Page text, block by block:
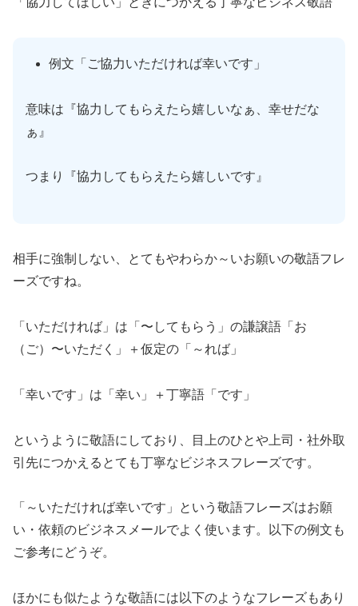
例文「ご協力いただければ幸いです」
意味は『協力してもらえたら嬉しいなぁ、幸せだな
ぁ』
つまり『協力してもらえたら嬉しいです』
相手に強制しない、とてもやわらか～いお願いの敬語フレ
ーズですね。
「いただければ」は「〜してもらう」の謙譲語「お
（ご）〜いただく」＋仮定の「～れば」
「幸いです」は「幸い」＋丁寧語「です」
というように敬語にしており、目上のひとや上司・社外取
引先につかえるとても丁寧なビジネスフレーズです。
「～いただければ幸いです」という敬語フレーズはお願
い・依頼のビジネスメールでよく使います。以下の例文も
ご参考にどうぞ。
ほかにも似たような敬語には以下のようなフレーズもあり